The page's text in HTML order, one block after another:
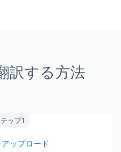
訳する方法
ップ1
ップロード